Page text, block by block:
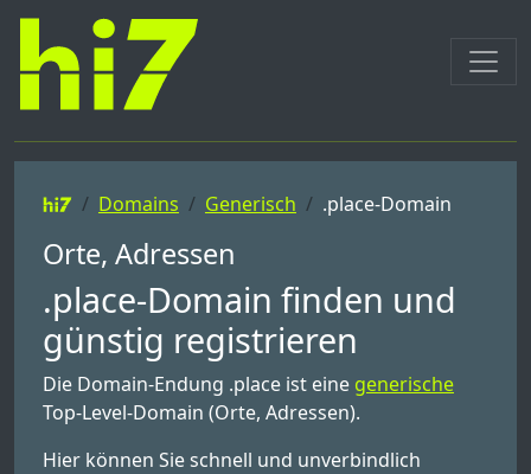
Domains Generisch .place-Domain
Orte, Adressen
.place-Domain finden und
günstig registrieren
Die Domain-Endung .place ist eine generische
Top-Level-Domain (Orte, Adressen).
Hier können Sie schnell und unverbindlich